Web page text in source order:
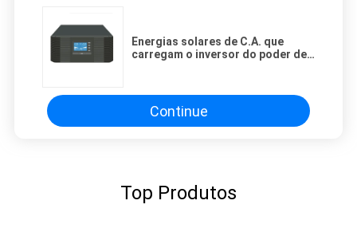
Energias solares de C.A. que
carregam o inversor do poder de
Continue
Top Produtos